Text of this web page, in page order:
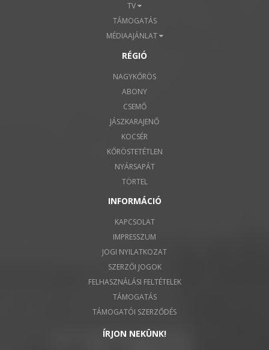
TV
TÁMOGATÁS
MÉDIAAJÁNLAT
RÉGIÓ
NAGYKŐRÖS
ABONY
CSEMŐ
JÁSZKARAJENŐ
KOCSÉR
KŐRÖSTETÉTLEN
NYÁRSAPÁT
TÖRTEL
INFORMÁCIÓ
KAPCSOLAT
IMPRESSZUM
JOGI NYILATKOZAT
SZERZŐI JOGOK
FELHASZNÁLÁSI FELTÉTELEK
TÁMOGATÁS
TÁMOGATÓI SZERZŐDÉS
ÍRJON NEKÜNK!